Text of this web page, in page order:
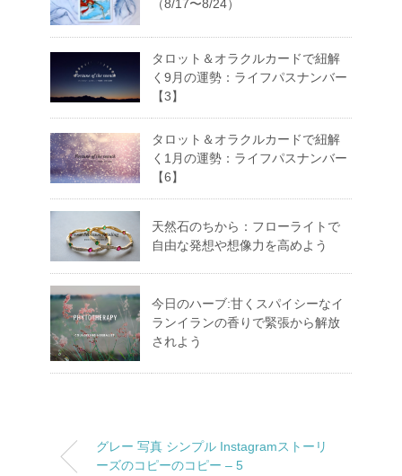
（8/17〜8/24）
タロット＆オラクルカードで紐解
く9月の運勢：ライフパスナンバー
【3】
タロット＆オラクルカードで紐解
く1月の運勢：ライフパスナンバー
【6】
天然石のちから：フローライトで
自由な発想や想像力を高めよう
今日のハーブ:甘くスパイシーなイ
ランイランの香りで緊張から解放
されよう
グレー 写真 シンプル Instagramストーリ
ーズのコピーのコピー – 5